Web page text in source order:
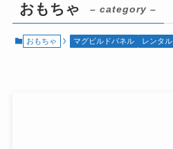
おもちゃ – category –
おもちゃ マグビルドパネル レンタル